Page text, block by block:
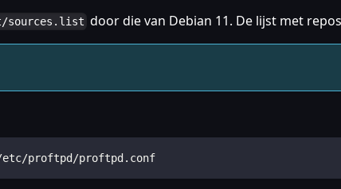
sources.list door die van Debian 11. De lijst met
proftpd/proftpd.conf